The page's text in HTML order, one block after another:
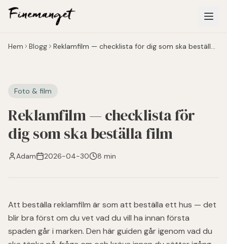
Hoppa till huvudinnehåll
Hem Blogg
Reklamfilm — checklista för dig som ska beställa
Foto & film
Reklamfilm — checklista för
dig som ska beställa film
Adam 2026-04-30 8 min
Att beställa reklamfilm är som att beställa ett hus — det
blir bra först om du vet vad du vill ha innan första
spaden går i marken. Den här guiden går igenom vad du